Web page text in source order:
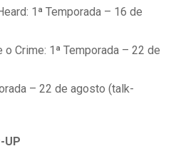
1ª Temporada – 16 de
o Crime: 1ª Temporada – 22 de
– 22 de agosto (talk-
UP